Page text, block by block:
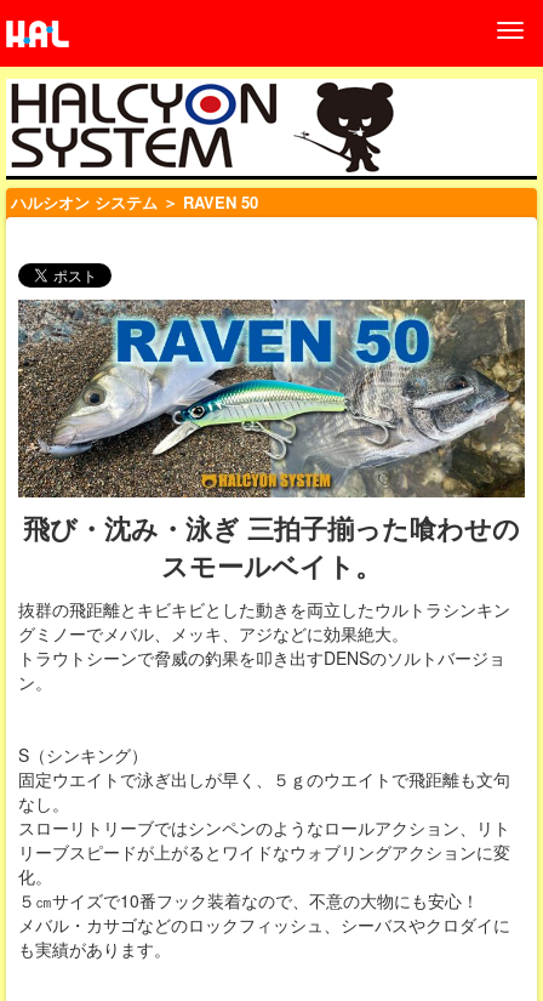
ハルシオン システム ＞ RAVEN 50
飛び・沈み・泳ぎ 三拍子揃った喰わせの
スモールベイト。
抜群の飛距離とキビキビとした動きを両立したウルトラシンキン
グミノーでメバル、メッキ、アジなどに効果絶大。
トラウトシーンで脅威の釣果を叩き出すDENSのソルトバージョ
ン。
S（シンキング）
固定ウエイトで泳ぎ出しが早く、５ｇのウエイトで飛距離も文句
なし。
スローリトリーブではシンペンのようなロールアクション、リト
リーブスピードが上がるとワイドなウォブリングアクションに変
化。
５㎝サイズで10番フック装着なので、不意の大物にも安心！
メバル・カサゴなどのロックフィッシュ、シーバスやクロダイに
も実績があります。